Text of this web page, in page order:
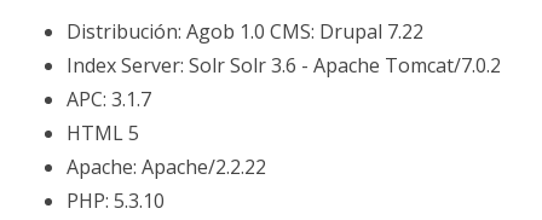
Distribución: Agob 1.0 CMS: Drupal 7.22
Index Server: Solr Solr 3.6 - Apache Tomcat/7.0.2
APC: 3.1.7
HTML 5
Apache: Apache/2.2.22
PHP: 5.3.10